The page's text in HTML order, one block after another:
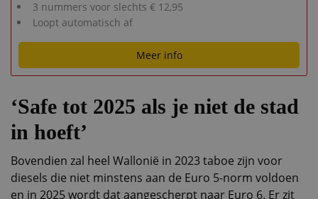
3 nummers voor slechts € 12,95
Loopt automatisch af
Meer info
‘Safe tot 2025 als je niet de stad
in hoeft’
Bovendien zal heel Wallonië in 2023 taboe zijn voor
diesels die niet minstens aan de Euro 5-norm voldoen
en in 2025 wordt dat aangescherpt naar Euro 6. Er zit